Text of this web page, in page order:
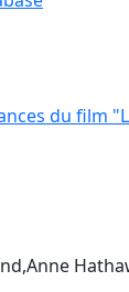
du film